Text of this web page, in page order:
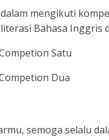
mengikuti
Bahasa Inggris
semoga selalu